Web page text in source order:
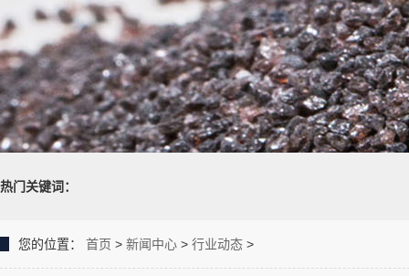
热门关键词：
您的位置： 首页 > 新闻中心 > 行业动态 >